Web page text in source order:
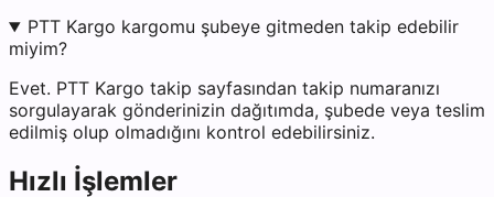
PTT Kargo kargomu şubeye gitmeden takip edebilir
miyim?
Evet. PTT Kargo takip sayfasından takip numaranızı
sorgulayarak gönderinizin dağıtımda, şubede veya teslim
edilmiş olup olmadığını kontrol edebilirsiniz.
Hızlı İşlemler